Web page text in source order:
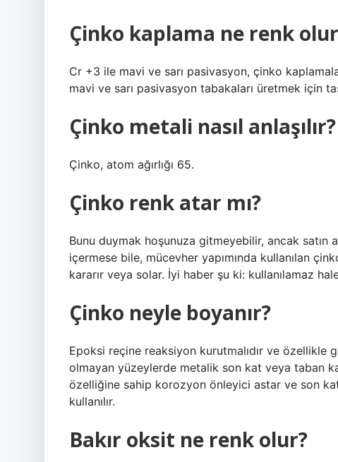
Çinko kaplama ne renk
Cr +3 ile mavi ve sarı pasivasyon, çinko
mavi ve sarı pasivasyon tabakaları üretmek için
Çinko metali nasıl anlaşılır?
Çinko, atom ağırlığı 65.
Çinko renk atar mı?
Bunu duymak hoşunuza gitmeyebilir, ancak satın
içermese bile, mücevher yapımında kullanılan
kararır veya solar. İyi haber şu ki: kullanılamaz
Çinko neyle boyanır?
Epoksi reçine reaksiyon kurutmalıdır ve
olmayan yüzeylerde metalik son kat veya taban
özelliğine sahip korozyon önleyici astar ve son
kullanılır.
Bakır oksit ne renk olur?